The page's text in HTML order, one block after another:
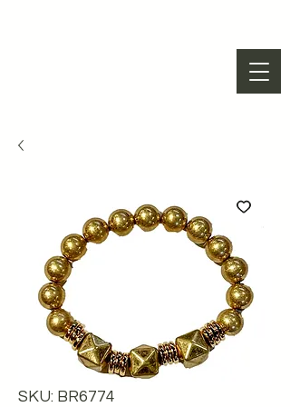
SKU: BR6774